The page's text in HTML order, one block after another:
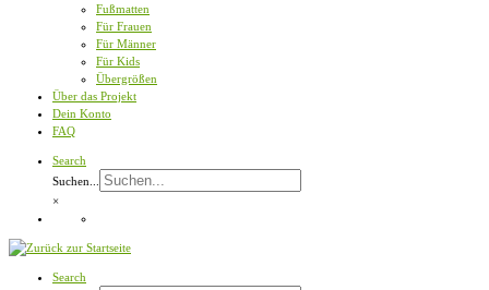
Fußmatten
Für Frauen
Für Männer
Für Kids
Übergrößen
Über das Projekt
Dein Konto
FAQ
Search
Suchen...
×
Search